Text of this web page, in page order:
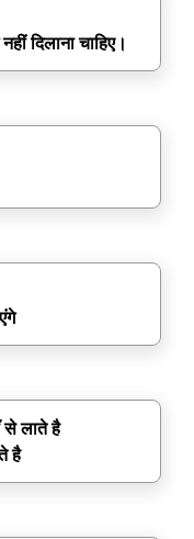
दिलाना चाहिए।
से लाते है
है